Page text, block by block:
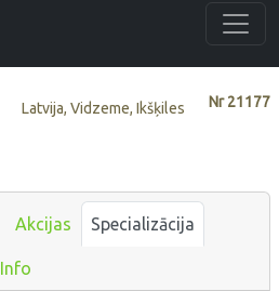
Nr21177
Latvija, Vidzeme, Ikšķiles
Akcijas Specializācija
Info